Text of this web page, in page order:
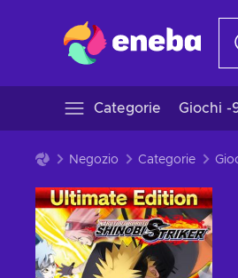
Categorie Giochi -
Negozio Categorie